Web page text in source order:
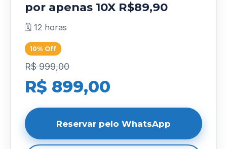
por apenas 10X R$89,90
🗓️ 12 horas
10% Off
R$ 999,00
R$ 899,00
Reservar pelo WhatsApp